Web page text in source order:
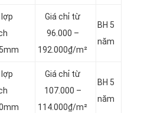
Giá chỉ từ
96.000 –
192.000₫/m²
BH 5
năm
Giá chỉ từ
107.000 –
114.000₫/m²
BH 5
năm